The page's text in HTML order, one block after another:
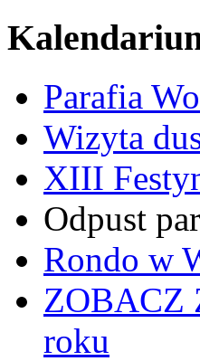
Parafia
Wizyta
XIII
Odpust
Rondo w
ZOBACZ
roku